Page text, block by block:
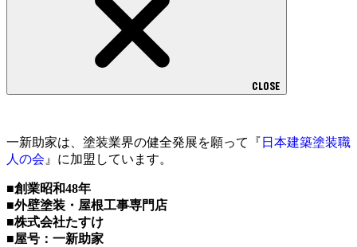
CLOSE
一新助家は、塗装業界の健全発展を願って『 日本建築塗装職
人の会』に加盟しています。
■創業昭和48年
■外壁塗装・屋根工事専門店
■株式会社たすけ
■屋号：一新助家